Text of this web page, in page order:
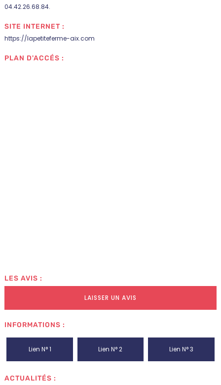
04.42.26.68.84.
SITE INTERNET :
https://lapetiteferme-aix.com
PLAN D'ACCÉS :
LES AVIS :
LAISSER UN AVIS
INFORMATIONS :
Lien N° 1 Lien N° 2 Lien N° 3
ACTUALITÉS :